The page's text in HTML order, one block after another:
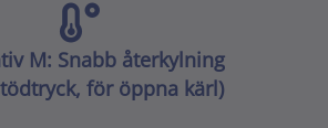
M: Snabb återkylning
för öppna kärl)